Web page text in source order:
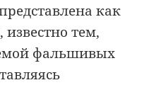
как
тем,
фальшивых